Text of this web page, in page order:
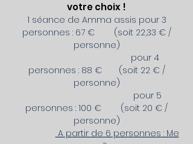
votre choix !
1 séance de Amma assis pour 3
personnes : 67 € (soit 22,33 € /
personne)
pour 4
personnes : 88 € (soit 22 € /
personne)
pour 5
personnes : 100 € (soit 20 € /
personne)
A partir de 6 personnes : Me